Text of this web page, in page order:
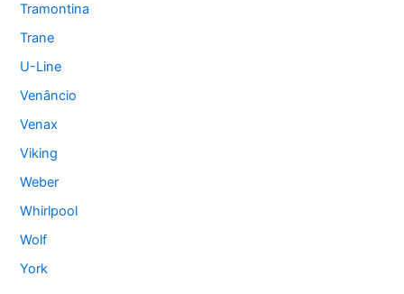
Tramontina
Trane
U-Line
Venâncio
Venax
Viking
Weber
Whirlpool
Wolf
York